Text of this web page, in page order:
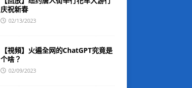
庆祝新春
02/13/2023
【視頻】火遍全网的ChatGPT究竟是
个啥？
02/09/2023